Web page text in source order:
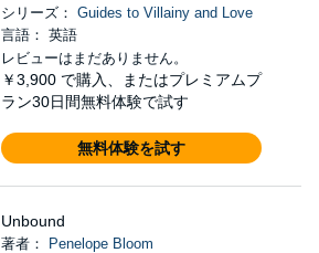
シリーズ： Guides to Villainy and Love
言語： 英語
レビューはまだありません。
￥3,900 で購入、またはプレミアムプ
ラン30日間無料体験で試す
無料体験を試す
Unbound
著者：
Penelope Bloom